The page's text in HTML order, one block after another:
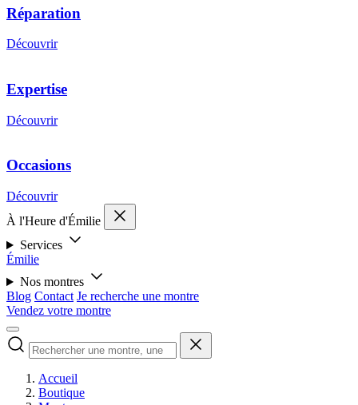
Réparation
Découvrir
Expertise
Découvrir
Occasions
Découvrir
À l'Heure d'Émilie
Services
Émilie
Nos montres
Blog Contact Je recherche une montre
Vendez votre montre
Accueil
Boutique